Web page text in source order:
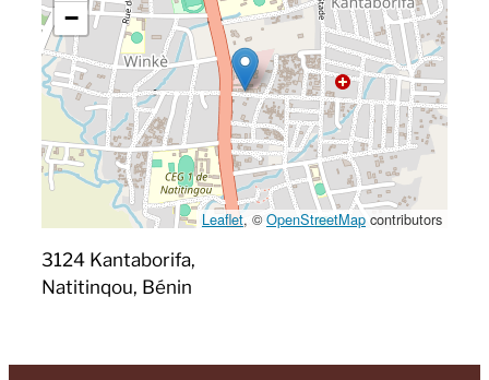
−
Leaflet, ©OpenStreetMap contributors
3124 Kantaborifa,
Natitinqou, Bénin